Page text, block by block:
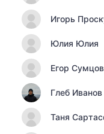
Игорь
Юлия Юлия
Егор Сумцов
Глеб Иванов
Таня